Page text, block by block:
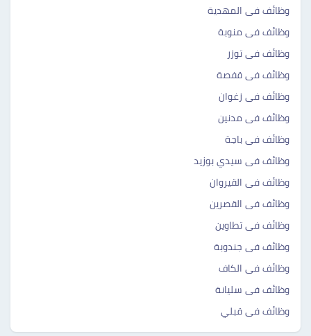
وظائف فى المهدية
وظائف فى منوبة
وظائف فى توزر
وظائف فى قفصة
وظائف فى زغوان
وظائف فى مدنين
وظائف فى باجة
وظائف فى سيدي بوزيد
وظائف فى القيروان
وظائف فى القصرين
وظائف فى تطاوين
وظائف فى جندوبة
وظائف فى الكاف
وظائف فى سليانة
وظائف فى قبلي